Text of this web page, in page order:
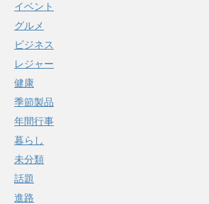
イベント
グルメ
ビジネス
レジャー
健康
季節製品
年間行事
暮らし
未分類
話題
進路